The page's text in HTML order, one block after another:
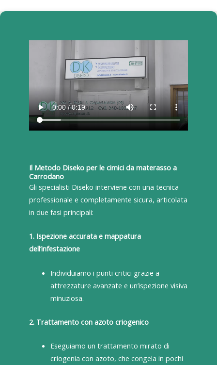
Il Metodo Diseko per le cimici da materasso a
Carrodano
Gli specialisti Diseko interviene con una tecnica
professionale e completamente sicura, articolata
in due fasi principali:
1. Ispezione accurata e mappatura
dell’infestazione
Individuiamo i punti critici grazie a
attrezzature avanzate e un’ispezione visiva
minuziosa.
2. Trattamento con azoto criogenico
Eseguiamo un trattamento mirato di
criogenia con azoto, che congela in pochi